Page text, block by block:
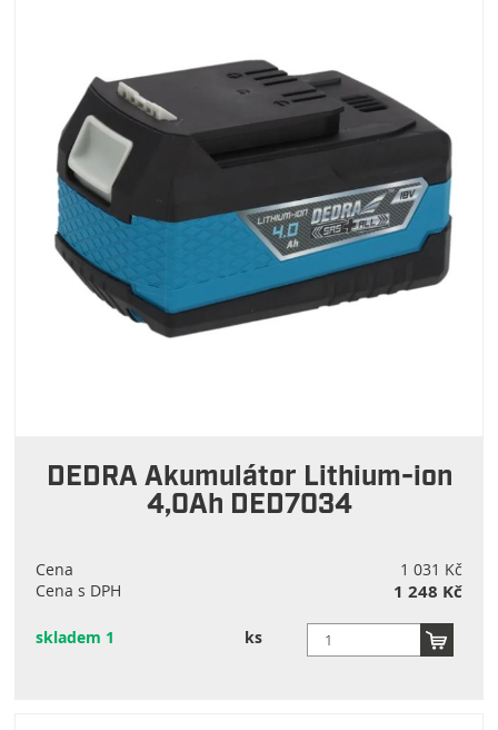
DEDRA Akumulátor Lithium-ion
4,0Ah DED7034
Cena
1 031 Kč
Cena s DPH
1 248 Kč
skladem 1 ks